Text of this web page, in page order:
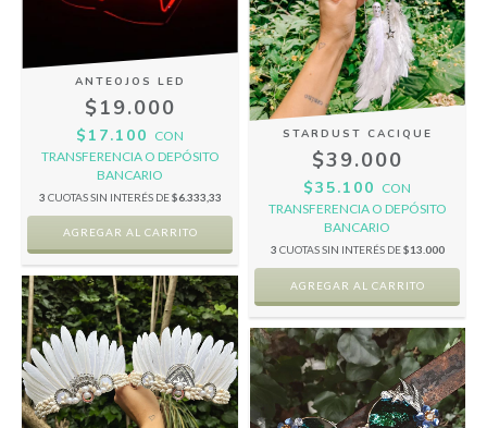
STARDUST CACIQUE
$39.000
$35.100 CON
TRANSFERENCIA O DEPÓSITO
BANCARIO
3 CUOTAS SIN INTERÉS DE$13.000
ANTEOJOS LED
$19.000
$17.100 CON
TRANSFERENCIA O DEPÓSITO
BANCARIO
3 CUOTAS SIN INTERÉS DE$6.333,33